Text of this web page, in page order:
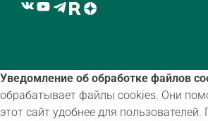
Уведомление об обработке файлов
обрабатывает файлы cookies. Они
этот сайт удобнее для